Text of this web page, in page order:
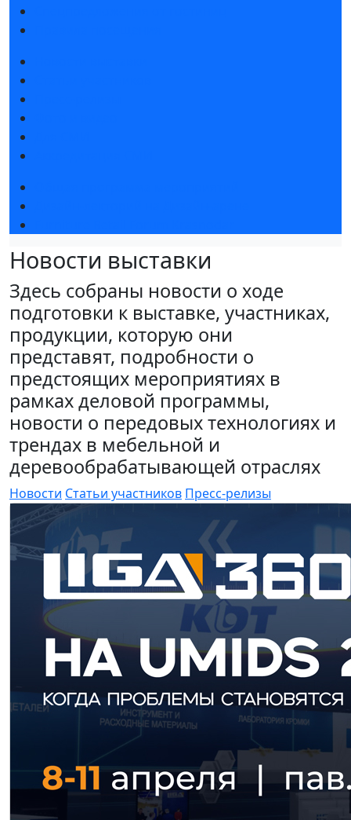
Новости выставки
Здесь собраны новости о ходе
подготовки к выставке, участниках,
продукции, которую они
представят, подробности о
предстоящих мероприятиях в
рамках деловой программы,
новости о передовых технологиях и
трендах в мебельной и
деревообрабатывающей отраслях
Новости Статьи участников Пресс-релизы